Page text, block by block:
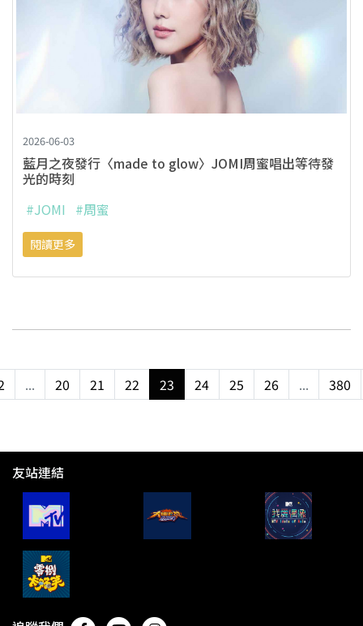
2026-06-03
藍月之夜發行〈made to glow〉JOMI周蜜唱出等待發
光的時刻
#JOMI
#周蜜
閱讀更多
... 20 21 22 23 24 25 26 ... 380
友站連結